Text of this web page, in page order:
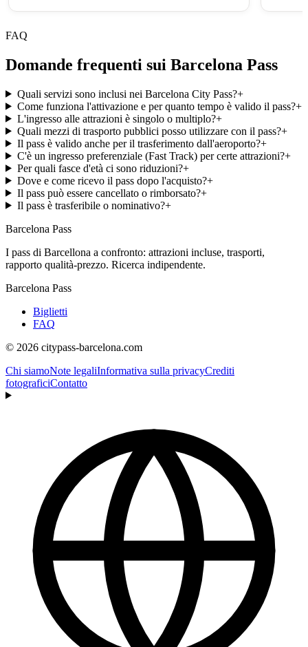
FAQ
Domande frequenti sui Barcelona Pass
Quali servizi sono inclusi nei Barcelona City Pass?+
Come funziona l'attivazione e per quanto tempo è valido il pass?+
L'ingresso alle attrazioni è singolo o multiplo?+
Quali mezzi di trasporto pubblici posso utilizzare con il pass?+
Il pass è valido anche per il trasferimento dall'aeroporto?+
C'è un ingresso preferenziale (Fast Track) per certe attrazioni?+
Per quali fasce d'età ci sono riduzioni?+
Dove e come ricevo il pass dopo l'acquisto?+
Il pass può essere cancellato o rimborsato?+
Il pass è trasferibile o nominativo?+
Barcelona Pass
I pass di Barcellona a confronto: attrazioni incluse, trasporti,
rapporto qualità-prezzo. Ricerca indipendente.
Barcelona Pass
Biglietti
FAQ
© 2026 citypass-barcelona.com
Chi siamoNote legaliInformativa sulla privacyCrediti
fotograficiContatto